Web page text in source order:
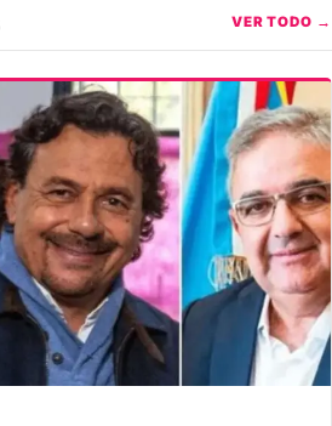
VER TODO →